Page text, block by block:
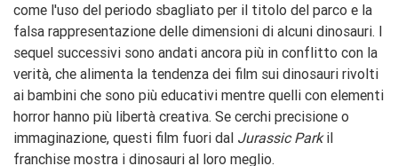
come l'uso del periodo sbagliato per il titolo del parco e la
falsa rappresentazione delle dimensioni di alcuni dinosauri. I
sequel successivi sono andati ancora più in conflitto con la
verità, che alimenta la tendenza dei film sui dinosauri rivolti
ai bambini che sono più educativi mentre quelli con elementi
horror hanno più libertà creativa. Se cerchi precisione o
immaginazione, questi film fuori dal Jurassic Parkil
franchise mostra i dinosauri al loro meglio.